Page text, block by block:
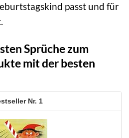
passt und für
Sprüche zum
mit der besten
1